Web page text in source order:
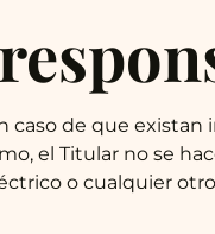
caso de que
el Titular no se
o cualquier